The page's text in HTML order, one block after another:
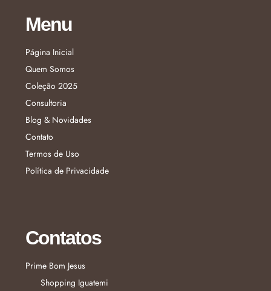
Menu
Página Inicial
Quem Somos
Coleção 2025
Consultoria
Blog & Novidades
Contato
Termos de Uso
Política de Privacidade
Contatos
Prime Bom Jesus
Shopping Iguatemi